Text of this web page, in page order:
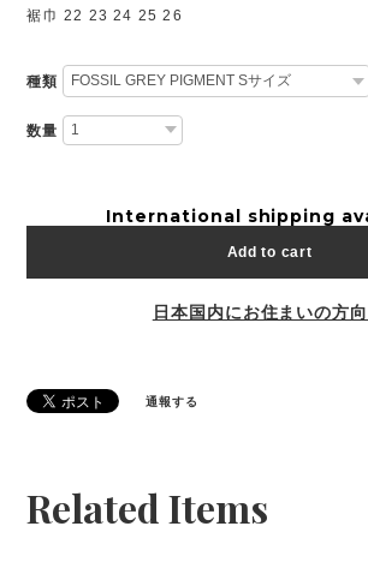
裾巾 22 23 24 25 26
種類
数量
International shipping
Add to cart
日本国内にお住まいの方
通報する
Related Items